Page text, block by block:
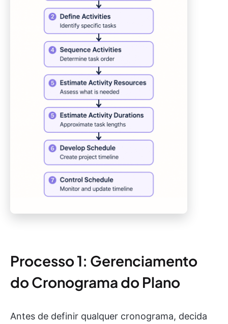
Processo 1: Gerenciamento
do Cronograma do Plano
Antes de definir qualquer cronograma, decida